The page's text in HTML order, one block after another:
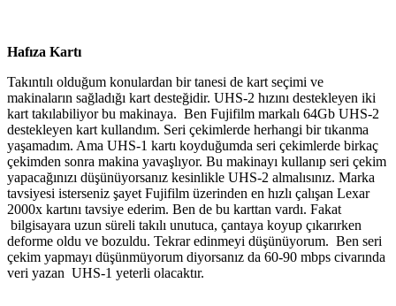
Hafıza Kartı
Takıntılı olduğum konulardan bir tanesi de kart seçimi ve
makinaların sağladığı kart desteğidir. UHS-2 hızını destekleyen iki
kart takılabiliyor bu makinaya. Ben Fujifilm markalı 64Gb UHS-2
destekleyen kart kullandım. Seri çekimlerde herhangi bir tıkanma
yaşamadım. Ama UHS-1 kartı koyduğumda seri çekimlerde birkaç
çekimden sonra makina yavaşlıyor. Bu makinayı kullanıp seri çekim
yapacağınızı düşünüyorsanız kesinlikle UHS-2 almalısınız. Marka
tavsiyesi isterseniz şayet Fujifilm üzerinden en hızlı çalışan Lexar
2000x kartını tavsiye ederim. Ben de bu karttan vardı. Fakat
bilgisayara uzun süreli takılı unutuca, çantaya koyup çıkarırken
deforme oldu ve bozuldu. Tekrar edinmeyi düşünüyorum. Ben seri
çekim yapmayı düşünmüyorum diyorsanız da 60-90 mbps civarında
veri yazan UHS-1 yeterli olacaktır.